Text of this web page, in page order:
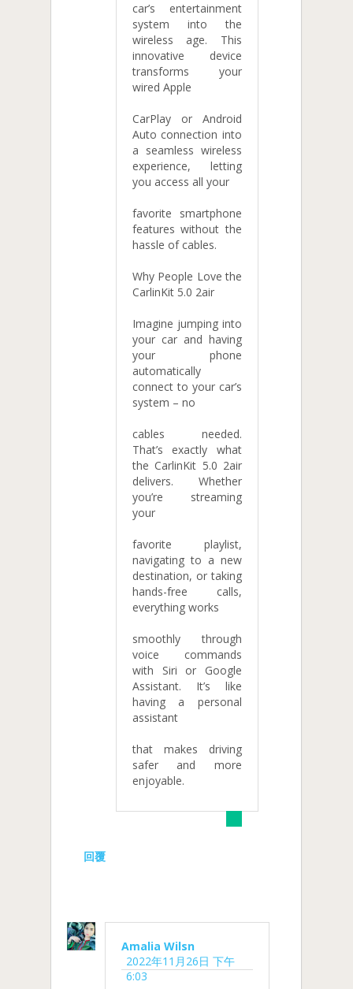
car’s entertainment
system into the
wireless age. This
innovative device
transforms your
wired Apple
CarPlay or Android
Auto connection into
a seamless wireless
experience, letting
you access all your
favorite smartphone
features without the
hassle of cables.
Why People Love the
CarlinKit 5.0 2air
Imagine jumping into
your car and having
your phone
automatically
connect to your car’s
system – no
cables needed.
That’s exactly what
the CarlinKit 5.0 2air
delivers. Whether
you’re streaming
your
favorite playlist,
navigating to a new
destination, or taking
hands-free calls,
everything works
smoothly through
voice commands
with Siri or Google
Assistant. It’s like
having a personal
assistant
that makes driving
safer and more
enjoyable.
回覆
Amalia Wilsn
2022年11月26日 下午
6:03